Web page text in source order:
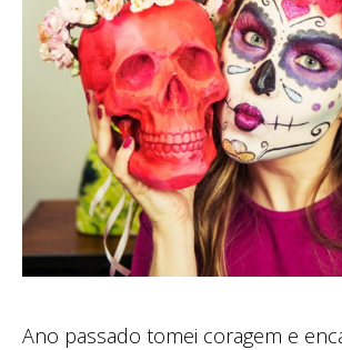
Ano passado tomei coragem e